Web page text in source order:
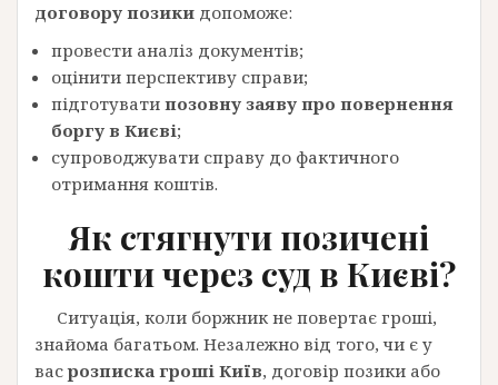
договору позики допоможе:
провести аналіз документів;
оцінити перспективу справи;
підготувати позовну заяву про повернення
боргу в Києві;
супроводжувати справу до фактичного
отримання коштів.
Як стягнути позичені
кошти через суд в Києві?
Ситуація, коли боржник не повертає гроші,
знайома багатьом. Незалежно від того, чи є у
васрозписка гроші Київ, договір позики або